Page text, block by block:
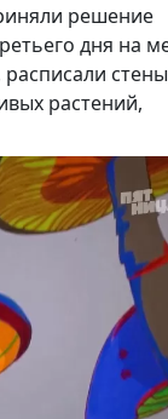
решение
дня на
стены
растений,